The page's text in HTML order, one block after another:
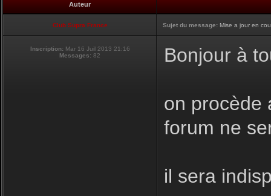
Auteur
Club Supra France Sujet du message: Mise a jour en
Inscription: Mar 16 Juil 2013 21:16
Messages: 82 Bonjour à
on procède
forum ne
il sera